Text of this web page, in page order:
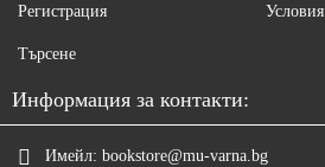
Регистрация
Търсене
Условия
Информация за контакти:
Имейл: bookstore@mu-varna.bg